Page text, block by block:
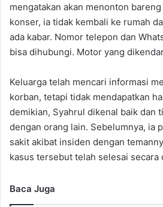
mengatakan akan menonton
konser, ia tidak kembali ke rumah
ada kabar. Nomor telepon dan
bisa dihubungi. Motor yang
Keluarga telah mencari informasi
korban, tetapi tidak mendapatkan
demikian, Syahrul dikenal baik dan
dengan orang lain. Sebelumnya, ia
sakit akibat insiden dengan
kasus tersebut telah selesai secara
Baca Juga